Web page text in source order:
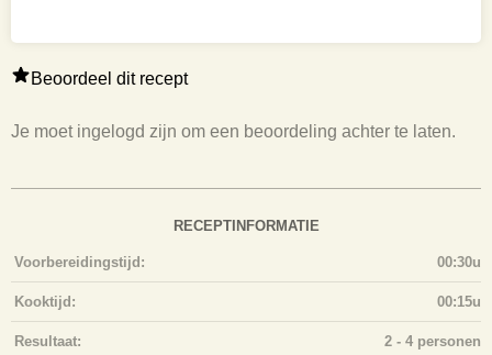
Beoordeel dit recept
Je moet ingelogd zijn om een beoordeling achter te laten.
RECEPTINFORMATIE
Voorbereidingstijd: 00:30u
Kooktijd: 00:15u
Resultaat: 2 - 4 personen